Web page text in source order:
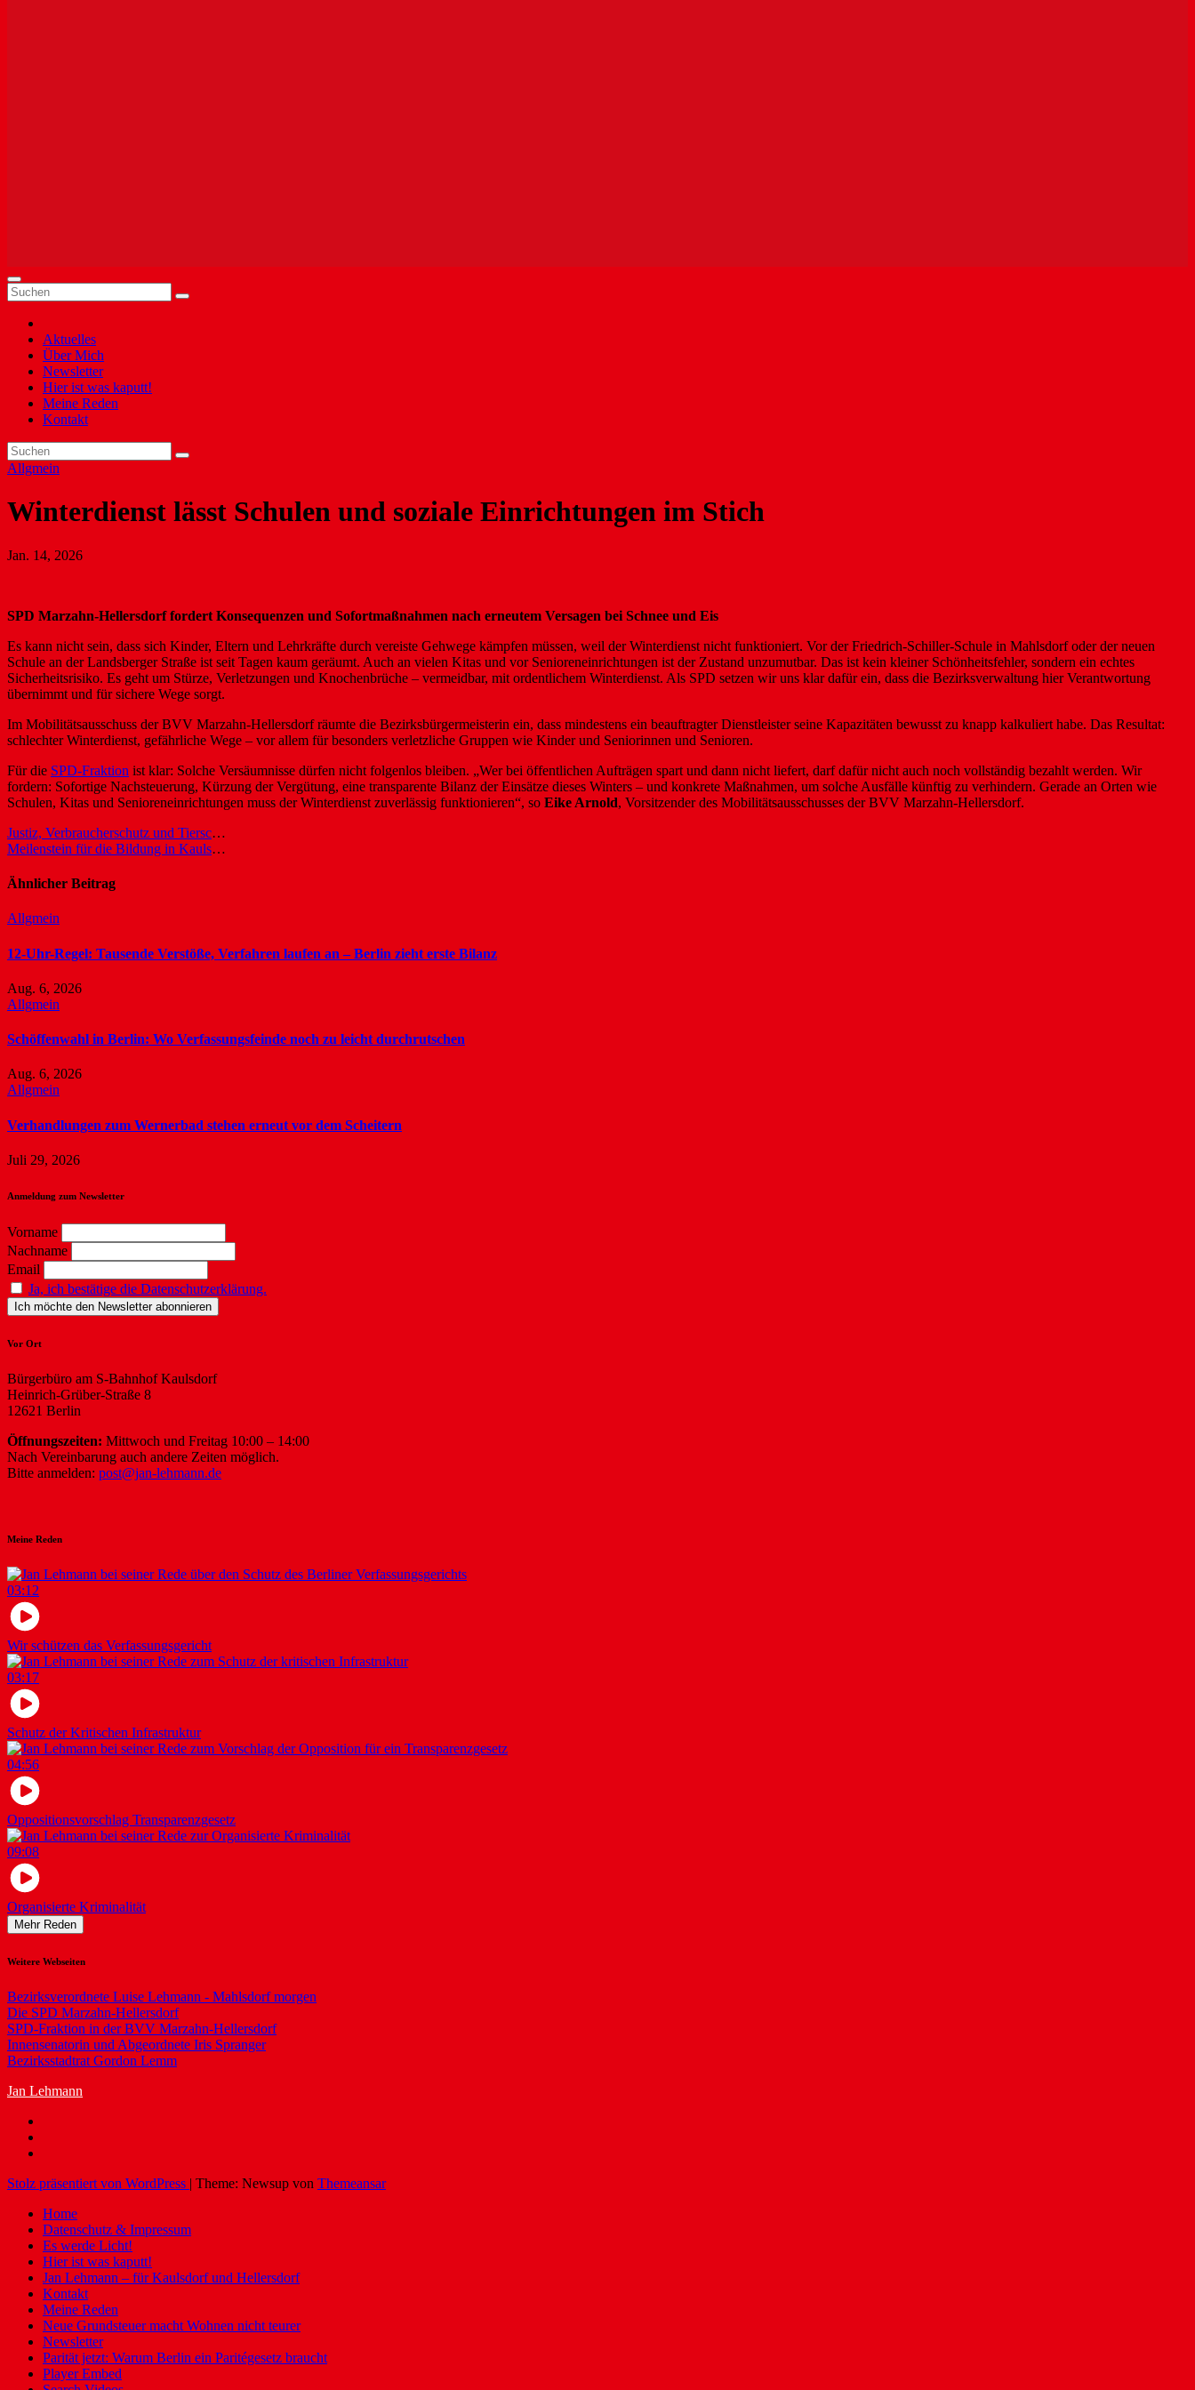
Aktuelles
Über Mich
Newsletter
Hier ist was kaputt!
Meine Reden
Kontakt
Allgmein
Winterdienst lässt Schulen und soziale Einrichtungen im Stich
Jan. 14, 2026
SPD Marzahn-Hellersdorf fordert Konsequenzen und Sofortmaßnahmen nach erneutem Versagen bei Schnee und Eis
Es kann nicht sein, dass sich Kinder, Eltern und Lehrkräfte durch vereiste Gehwege kämpfen müssen, weil der Winterdienst nicht funktioniert. Vor der Friedrich-Schiller-Schule in Mahlsdorf oder der neuen
Schule an der Landsberger Straße ist seit Tagen kaum geräumt. Auch an vielen Kitas und vor Senioreneinrichtungen ist der Zustand unzumutbar. Das ist kein kleiner Schönheitsfehler, sondern ein echtes
Sicherheitsrisiko. Es geht um Stürze, Verletzungen und Knochenbrüche – vermeidbar, mit ordentlichem Winterdienst. Als SPD setzen wir uns klar dafür ein, dass die Bezirksverwaltung hier Verantwortung
übernimmt und für sichere Wege sorgt.
Im Mobilitätsausschuss der BVV Marzahn-Hellersdorf räumte die Bezirksbürgermeisterin ein, dass mindestens ein beauftragter Dienstleister seine Kapazitäten bewusst zu knapp kalkuliert habe. Das Resultat:
schlechter Winterdienst, gefährliche Wege – vor allem für besonders verletzliche Gruppen wie Kinder und Seniorinnen und Senioren.
Für die SPD-Fraktion ist klar: Solche Versäumnisse dürfen nicht folgenlos bleiben. „Wer bei öffentlichen Aufträgen spart und dann nicht liefert, darf dafür nicht auch noch vollständig bezahlt werden. Wir
fordern: Sofortige Nachsteuerung, Kürzung der Vergütung, eine transparente Bilanz der Einsätze dieses Winters – und konkrete Maßnahmen, um solche Ausfälle künftig zu verhindern. Gerade an Orten wie
Schulen, Kitas und Senioreneinrichtungen muss der Winterdienst zuverlässig funktionieren“, so Eike Arnold, Vorsitzender des Mobilitätsausschusses der BVV Marzahn-Hellersdorf.
Beitragsnavigation
Justiz, Verbraucherschutz und Tierschutz im Haushalt
Meilenstein für die Bildung in Kaulsdorf: Richtfest an der Franz-Carl-Achard-Grundschule
Ähnlicher Beitrag
Allgmein
12-Uhr-Regel: Tausende Verstöße, Verfahren laufen an – Berlin zieht erste Bilanz
Aug. 6, 2026
Allgmein
Schöffenwahl in Berlin: Wo Verfassungsfeinde noch zu leicht durchrutschen
Aug. 6, 2026
Allgmein
Verhandlungen zum Wernerbad stehen erneut vor dem Scheitern
Juli 29, 2026
Anmeldung zum Newsletter
Vorname
Nachname
Email
Ja, ich bestätige die Datenschutzerklärung.
Vor Ort
Bürgerbüro am S-Bahnhof Kaulsdorf
Heinrich-Grüber-Straße 8
12621 Berlin
Öffnungszeiten: Mittwoch und Freitag 10:00 – 14:00
Nach Vereinbarung auch andere Zeiten möglich.
Bitte anmelden: post@jan-lehmann.de
Meine Reden
03:12
Wir schützen das Verfassungsgericht
03:17
Schutz der Kritischen Infrastruktur
04:56
Oppositionsvorschlag Transparenzgesetz
09:08
Organisierte Kriminalität
Mehr Reden
Weitere Webseiten
Bezirksverordnete Luise Lehmann - Mahlsdorf morgen
Die SPD Marzahn-Hellersdorf
SPD-Fraktion in der BVV Marzahn-Hellersdorf
Innensenatorin und Abgeordnete Iris Spranger
Bezirksstadtrat Gordon Lemm
Jan Lehmann
Stolz präsentiert von WordPress | Theme: Newsup von Themeansar
Home
Datenschutz & Impressum
Es werde Licht!
Hier ist was kaputt!
Jan Lehmann – für Kaulsdorf und Hellersdorf
Kontakt
Meine Reden
Neue Grundsteuer macht Wohnen nicht teurer
Newsletter
Parität jetzt: Warum Berlin ein Paritégesetz braucht
Player Embed